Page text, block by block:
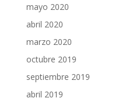
mayo 2020
abril 2020
marzo 2020
octubre 2019
septiembre 2019
abril 2019